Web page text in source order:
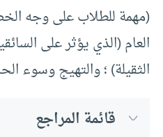
(مهمة للطلاب على وجه
العام (الذي يؤثر على
الثقيلة) ؛ والتهيج وسوء
قائمة المراجع